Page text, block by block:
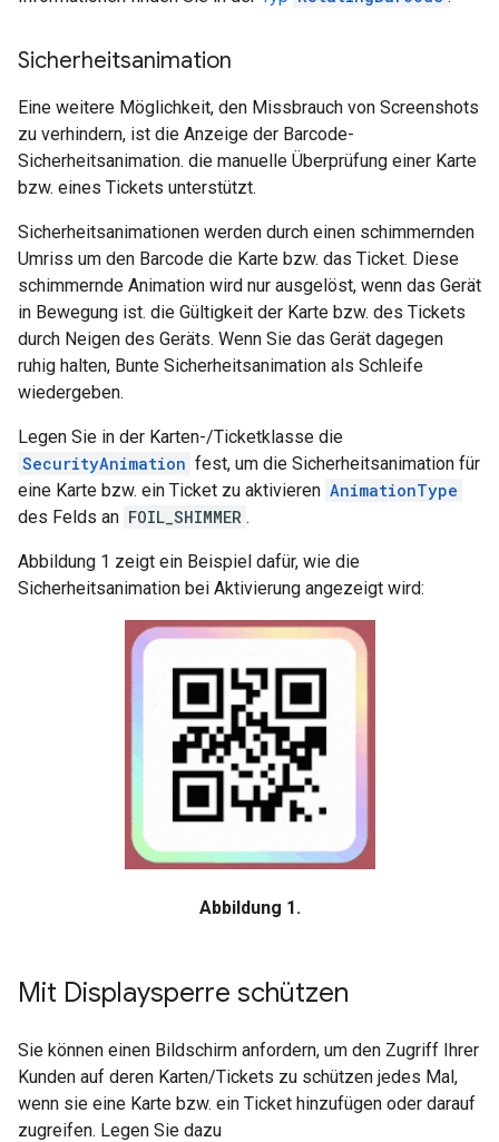
Sicherheitsanimation
Eine weitere Möglichkeit, den Missbrauch von Screenshots
zu verhindern, ist die Anzeige der Barcode-
Sicherheitsanimation. die manuelle Überprüfung einer Karte
bzw. eines Tickets unterstützt.
Sicherheitsanimationen werden durch einen schimmernden
Umriss um den Barcode die Karte bzw. das Ticket. Diese
schimmernde Animation wird nur ausgelöst, wenn das Gerät
in Bewegung ist. die Gültigkeit der Karte bzw. des Tickets
durch Neigen des Geräts. Wenn Sie das Gerät dagegen
ruhig halten, Bunte Sicherheitsanimation als Schleife
wiedergeben.
Legen Sie in der Karten-/Ticketklasse die
SecurityAnimation fest, um die Sicherheitsanimation für
eine Karte bzw. ein Ticket zu aktivieren AnimationType
des Felds an FOIL_SHIMMER .
Abbildung 1 zeigt ein Beispiel dafür, wie die
Sicherheitsanimation bei Aktivierung angezeigt wird:
Abbildung 1.
Mit Displaysperre schützen
Sie können einen Bildschirm anfordern, um den Zugriff Ihrer
Kunden auf deren Karten/Tickets zu schützen jedes Mal,
wenn sie eine Karte bzw. ein Ticket hinzufügen oder darauf
zugreifen. Legen Sie dazu